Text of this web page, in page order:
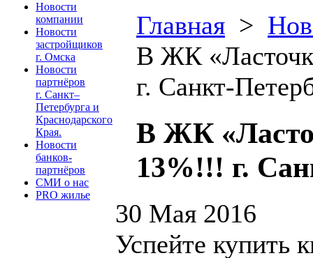
Новости
компании
Новости
застройщиков
г. Омска
Новости
партнёров
г. Санкт–
Петербурга и
Краснодарского
Края.
Новости
банков-
партнёров
СМИ о нас
PRO жилье
Главная >
В ЖК
г. Санкт-
В ЖК
13%!!! г.
30 Мая 2016
Успейте купить